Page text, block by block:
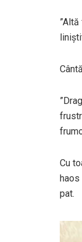
Cu
haos
pat.